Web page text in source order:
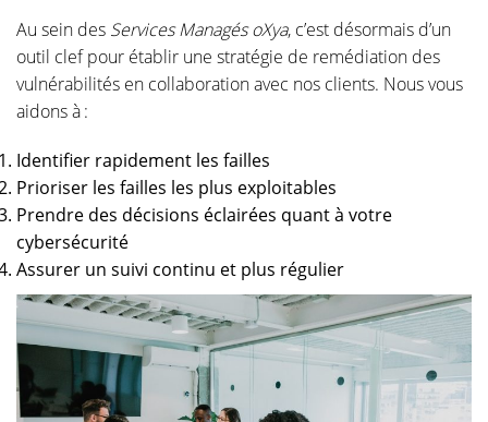
Au sein des Services Managés oXya, c’est désormais d’un
outil clef pour établir une stratégie de remédiation des
vulnérabilités en collaboration avec nos clients. Nous vous
aidons à :
Identifier rapidement les failles
Prioriser les failles les plus exploitables
Prendre des décisions éclairées quant à votre
cybersécurité
Assurer un suivi continu et plus régulier